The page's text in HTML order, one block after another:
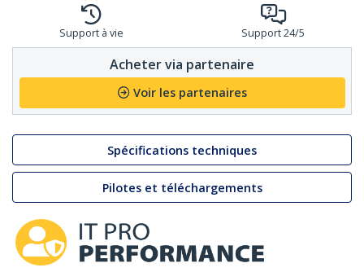
Support à vie Support 24/5
Acheter via partenaire
Voir les partenaires
Spécifications techniques
Pilotes et téléchargements